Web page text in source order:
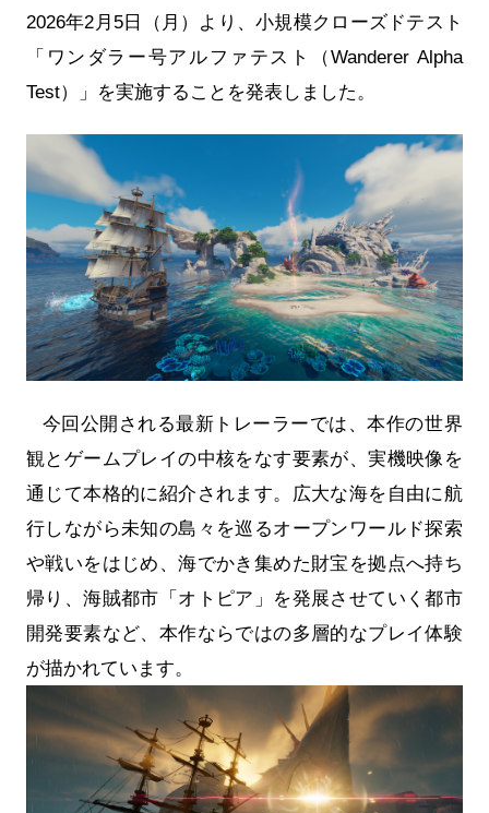
2026年2月5日（月）より、小規模クローズドテスト
「ワンダラー号アルファテスト（Wanderer Alpha
Test）」を実施することを発表しました。
今回公開される最新トレーラーでは、本作の世界
観とゲームプレイの中核をなす要素が、実機映像を
通じて本格的に紹介されます。広大な海を自由に航
行しながら未知の島々を巡るオープンワールド探索
や戦いをはじめ、海でかき集めた財宝を拠点へ持ち
帰り、海賊都市「オトピア」を発展させていく都市
開発要素など、本作ならではの多層的なプレイ体験
が描かれています。